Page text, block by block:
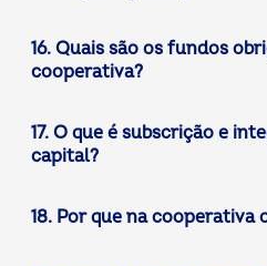
16. Quais são os fundos
cooperativa?
17. O que é subscrição e
capital?
18. Por que na cooperativa